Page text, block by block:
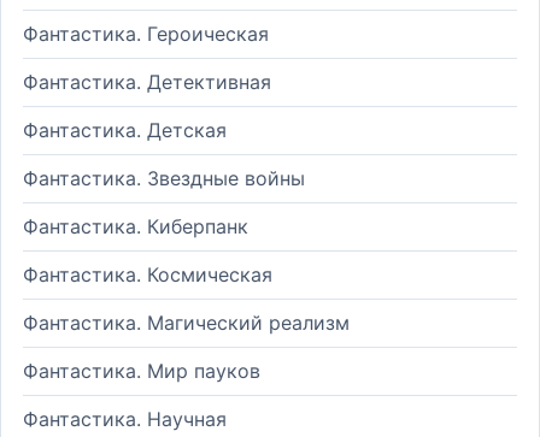
Фантастика. Героическая
Фантастика. Детективная
Фантастика. Детская
Фантастика. Звездные войны
Фантастика. Киберпанк
Фантастика. Космическая
Фантастика. Магический реализм
Фантастика. Мир пауков
Фантастика. Научная